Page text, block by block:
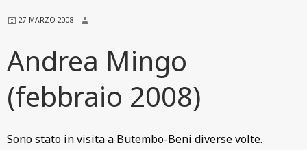
27 MARZO 2008
Andrea Mingo
(febbraio 2008)
Sono stato in visita a Butembo-Beni diverse volte.